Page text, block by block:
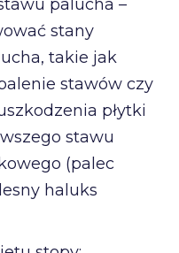
palucha –
stany
takie jak
stawów czy
płytki
stawu
(palec
haluks